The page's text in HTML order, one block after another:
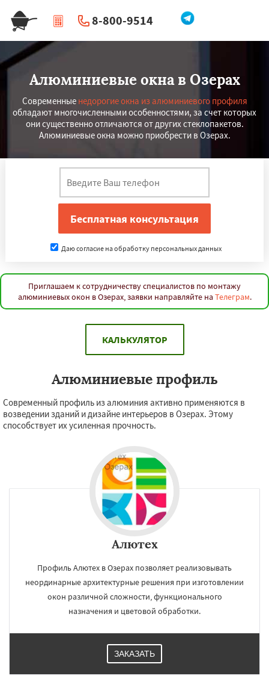
8-800-9514
| Перезвоните мне
Алюминиевые окна в Озерах
Современные недорогие окна из алюминиевого профиля
обладают многочисленными особенностями, за счет которых
они существенно отличаются от других стеклопакетов.
Алюминиевые окна можно приобрести в Озерах.
Даю согласие на обработку персональных данных
Приглашаем к сотрудничеству специалистов по монтажу
алюминиевых окон в Озерах, заявки направляйте на Телеграм.
КАЛЬКУЛЯТОР
Алюминиевые профиль
Современный профиль из алюминия активно применяются в
возведении зданий и дизайне интерьеров в Озерах. Этому
способствует их усиленная прочность.
Алютех
Профиль Алютех в Озерах позволяет реализовывать
неординарные архитектурные решения при изготовлении
окон различной сложности, функционального
назначения и цветовой обработки.
ЗАКАЗАТЬ